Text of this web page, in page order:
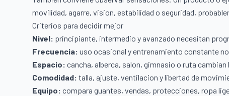
movilidad, agarre, vision, estabilidad o seguridad,
Criterios para decidir mejor
Nivel: principiante, intermedio y avanzado necesitan
Frecuencia: uso ocasional y entrenamiento constante
Espacio: cancha, alberca, salon, gimnasio o ruta cambian
Comodidad: talla, ajuste, ventilacion y libertad de
Equipo: compara guantes, vendas, protecciones, ropa